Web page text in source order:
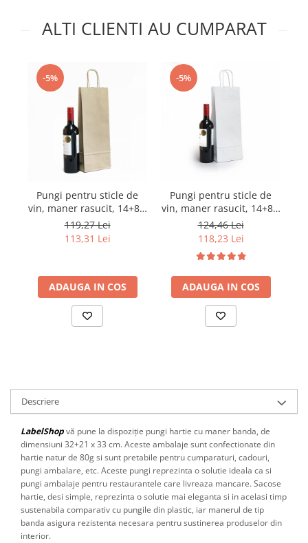
ALTI CLIENTI AU CUMPARAT
-5%
Pungi pentru sticle de
vin, maner rasucit, 14+8 x
39 cm, hartie natur, set
100 bucati
119,27 Lei
113,31 Lei
ADAUGA IN COS
-5%
Pungi pentru sticle de
vin, maner rasucit, 14+8 x
39 cm, hartie alba, set
100 bucati
124,46 Lei
118,23 Lei
ADAUGA IN COS
Descriere
LabelShopvă pune la dispoziție pungi hartie cu maner banda, de
dimensiuni 32+21 x 33 cm. Aceste ambalaje sunt confectionate din
hartie natur de 80g si sunt pretabile pentru cumparaturi, cadouri,
pungi ambalare, etc. Aceste pungi reprezinta o solutie ideala ca si
pungi ambalaje pentru restaurantele care livreaza mancare. Sacose
hartie, desi simple, reprezinta o solutie mai eleganta si in acelasi timp
sustenabila comparativ cu pungile din plastic, iar manerul de tip
banda asigura rezistenta necesara pentru sustinerea produselor din
interior.